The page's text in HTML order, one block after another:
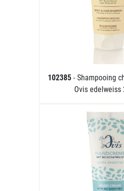
102385 - Shampooing
Ovis edelweiss